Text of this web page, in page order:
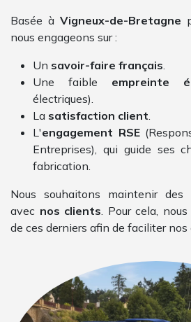
Basée à Vigneux-de-Bretagne
nous engageons sur :
Un savoir-faire français.
Une faible empreinte
électriques).
La satisfaction client.
L'engagement RSE
Entreprises), qui guide ses
fabrication.
Nous souhaitons maintenir des
avec nos clients. Pour cela,
de ces derniers afin de faciliter nos